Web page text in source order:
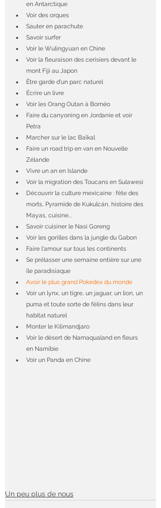
en Antarctique
Voir des orques
Sauter en parachute
Savoir surfer
Voir le Wulingyuan en Chine
Voir la fleuraison des cerisiers devant le
mont Fiji au Japon
Être garde d'un parc naturel
Écrire un livre
Voir les Orang Outan à Bornéo
Faire du canyoning en Jordanie et voir
Petra
Marcher sur le lac Baïkal
Faire un road trip en van en Nouvelle
Zélande
Vivre un an en Islande
Voir la migration des Toucans en Sulawesi
Découvrir la culture mexicaine : fête des
morts, Pyramide de Kukulcán, histoire des
Mayas, cuisine...
Savoir cuisiner le Nasi Goreng
Voir les gorilles dans la jungle du Gabon
Faire l'amour sur tous les continents
Se prélasser une semaine entière sur une
île paradisiaque
Avoir le plus grand Pokedex du monde
Voir un lynx, un tigre, un jaguar, un lion, un
puma et toute sorte de félins dans leur
habitat naturel
Monter le Kilimandjaro
Voir le désert de Namaqualand en fleurs
en Namibie
Voir un Panda en Chine
Un peu plus de nous